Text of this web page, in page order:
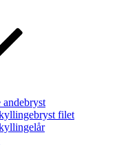
filet